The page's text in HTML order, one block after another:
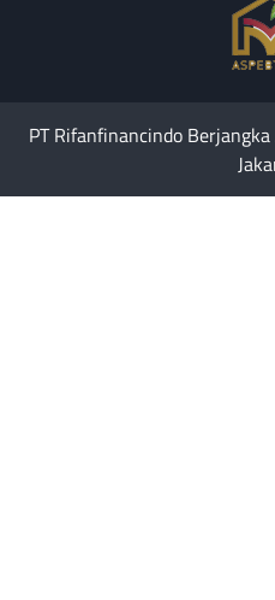
PT Rifanfinancindo